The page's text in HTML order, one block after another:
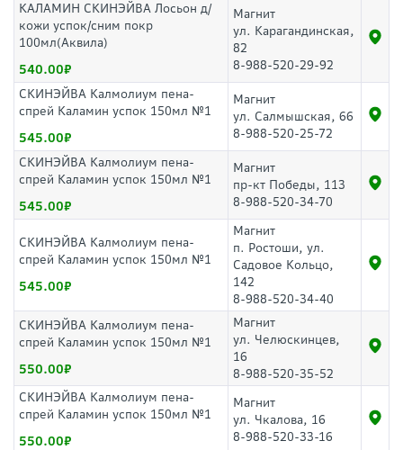
КАЛАМИН СКИНЭЙВА Лосьон д/
кожи успок/сним покр
100мл(Аквила)
540.00
Магнит
ул. Карагандинская,
82
8-988-520-29-92
СКИНЭЙВА Калмолиум пена-
спрей Каламин успок 150мл №1
545.00
Магнит
ул. Салмышская, 66
8-988-520-25-72
СКИНЭЙВА Калмолиум пена-
спрей Каламин успок 150мл №1
545.00
Магнит
пр-кт Победы, 113
8-988-520-34-70
СКИНЭЙВА Калмолиум пена-
спрей Каламин успок 150мл №1
545.00
Магнит
п. Ростоши, ул.
Садовое Кольцо,
142
8-988-520-34-40
СКИНЭЙВА Калмолиум пена-
спрей Каламин успок 150мл №1
550.00
Магнит
ул. Челюскинцев,
16
8-988-520-35-52
СКИНЭЙВА Калмолиум пена-
спрей Каламин успок 150мл №1
550.00
Магнит
ул. Чкалова, 16
8-988-520-33-16